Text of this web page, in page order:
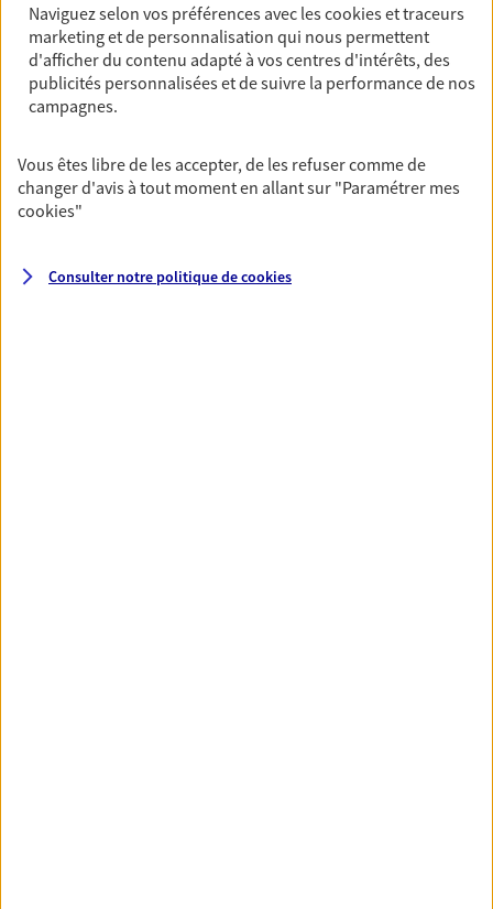
Retraite
Préparez sereinement ce nouveau chapitre de
votre vie avec les conseils d'un expert. Découvrez
notre solution PER (Plan Epargne Retraite)
spécialement conçue pour la retraite.
Découvrir l'offre Retraite
Pour un avenir serein, assurez-vous avec notre
contrat prévoyance. Préservez vos proches en cas
Naviguez selon vos préférences avec lescookies et traceurs
marketing et de personnalisation qui nous permettent
d'afficher du contenu adapté à vos centres d'intérêts, des
publicités personnalisées et de suivre la performance de nos
campagnes.
Vous êtes libre de les accepter, de les refuser comme de
changer d'avis à tout moment en allant sur "Paramétrer mes
cookies"
Consulter notre politique decookies